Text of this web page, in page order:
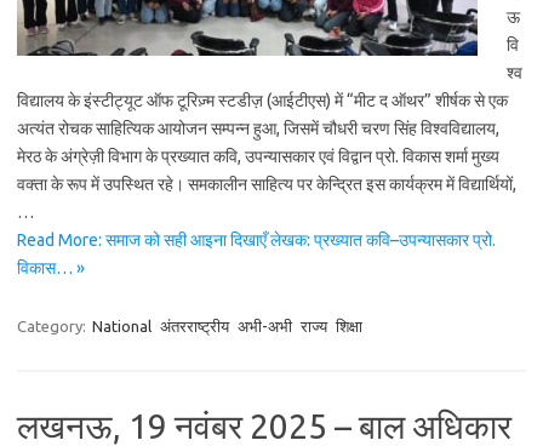
ऊ
वि
श्व
विद्यालय के इंस्टीट्यूट ऑफ टूरिज़्म स्टडीज़ (आईटीएस) में “मीट द ऑथर” शीर्षक से एक
अत्यंत रोचक साहित्यिक आयोजन सम्पन्न हुआ, जिसमें चौधरी चरण सिंह विश्वविद्यालय,
मेरठ के अंग्रेज़ी विभाग के प्रख्यात कवि, उपन्यासकार एवं विद्वान प्रो. विकास शर्मा मुख्य
वक्ता के रूप में उपस्थित रहे। समकालीन साहित्य पर केन्द्रित इस कार्यक्रम में विद्यार्थियों,
…
Read More: समाज को सही आइना दिखाएँ लेखक: प्रख्यात कवि–उपन्यासकार प्रो.
विकास… »
Category: National अंतरराष्ट्रीय अभी-अभी राज्य शिक्षा
लखनऊ, 19 नवंबर 2025 – बाल अधिकार